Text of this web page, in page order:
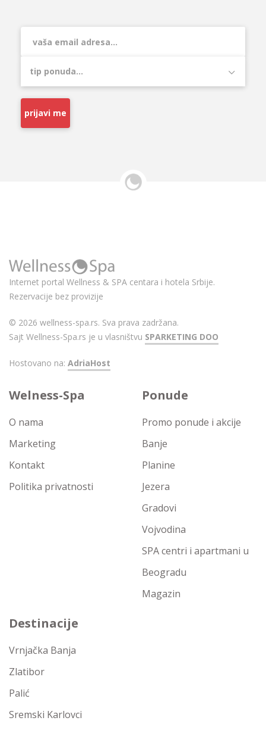
prijavi me
Internet portal Wellness & SPA centara i hotela Srbije.
Rezervacije bez provizije
© 2026 wellness-spa.rs. Sva prava zadržana.
Sajt Wellness-Spa.rs je u vlasništvu SPARKETING DOO
Hostovano na: AdriaHost
Welness-Spa
O nama
Marketing
Kontakt
Politika privatnosti
Ponude
Promo ponude i akcije
Banje
Planine
Jezera
Gradovi
Vojvodina
SPA centri i apartmani u
Beogradu
Magazin
Destinacije
Vrnjačka Banja
Zlatibor
Palić
Sremski Karlovci